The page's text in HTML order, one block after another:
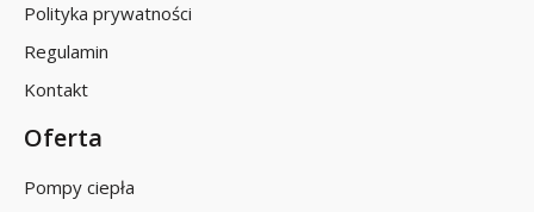
Polityka prywatności
Regulamin
Kontakt
Oferta
Pompy ciepła